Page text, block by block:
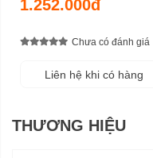
1.252.000đ
Chưa có đánh giá
Liên hệ khi có hàng
THƯƠNG HIỆU